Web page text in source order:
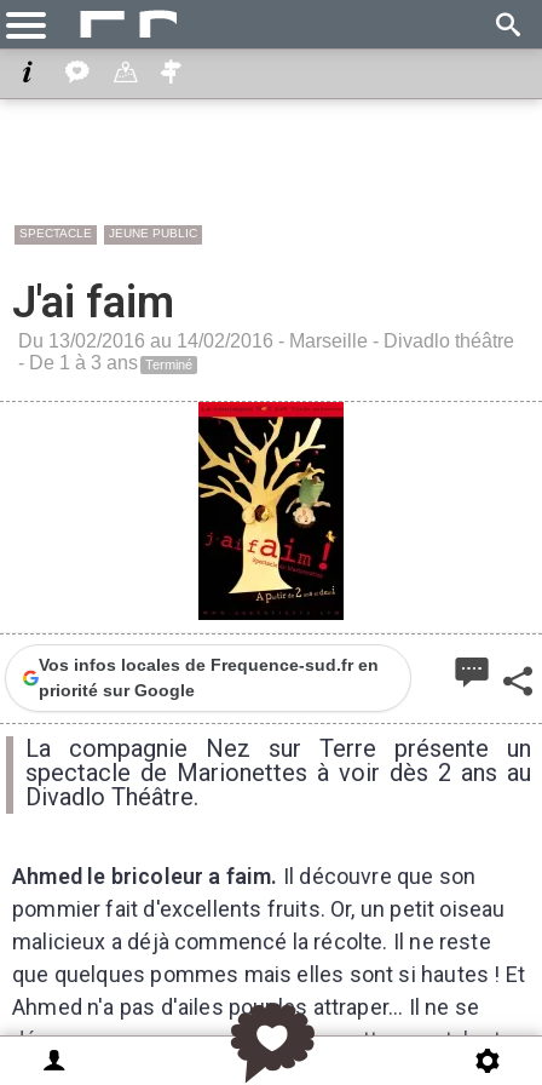
SPECTACLE JEUNE PUBLIC
J'ai faim
Du 13/02/2016 au 14/02/2016 - Marseille - Divadlo théâtre
- De 1 à 3 ans Terminé
Vos infos locales de Frequence-sud.fr en
priorité sur Google
La compagnie Nez sur Terre présente un
spectacle de Marionettes à voir dès 2 ans au
Divadlo Théâtre.
Ahmed le bricoleur a faim. Il découvre que son
pommier fait d'excellents fruits. Or, un petit oiseau
malicieux a déjà commencé la récolte. Il ne reste
que quelques pommes mais elles sont si hautes ! Et
Ahmed n'a pas d'ailes pour les attraper... Il ne se
décourage pas pour autant et va mettre ses talents
de bricoleur en œuvre pour atteindre enfin les